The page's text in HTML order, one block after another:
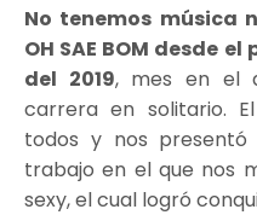
No tenemos música
OH SAE BOM desde
del 2019, mes en el
carrera en solitario.
todos y nos presentó
trabajo en el que nos
sexy, el cual logró